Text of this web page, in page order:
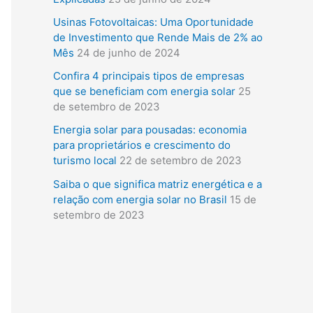
s
a
r
p
o
r
:
Usinas Fotovoltaicas: Uma Oportunidade
de Investimento que Rende Mais de 2% ao
Mês 24 de junho de 2024
Confira 4 principais tipos de empresas
que se beneficiam com energia solar 25
de setembro de 2023
Energia solar para pousadas: economia
para proprietários e crescimento do
turismo local 22 de setembro de 2023
Saiba o que significa matriz energética e a
relação com energia solar no Brasil 15 de
setembro de 2023